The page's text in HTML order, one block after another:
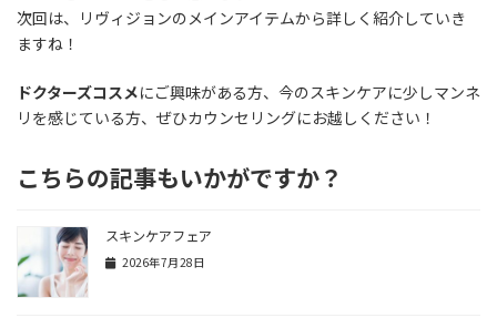
次回は、 リヴィジョンのメインアイテムから詳しく紹介していき
ますね！
ドクターズコスメにご興味がある方、今のスキンケアに少しマンネ
リを感じている方、ぜひカウンセリングにお越しください！
こちらの記事もいかがですか？
スキンケアフェア
2026年7月28日